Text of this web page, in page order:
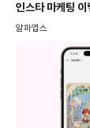
인스타 마케팅 이
알파앱스